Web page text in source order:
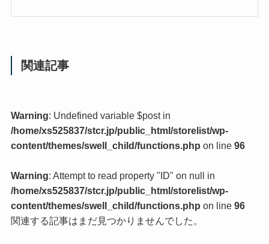
関連記事
Warning: Undefined variable $post in
/home/xs525837/stcr.jp/public_html/storelist/wp-
content/themes/swell_child/functions.php on line 96
Warning: Attempt to read property "ID" on null in
/home/xs525837/stcr.jp/public_html/storelist/wp-
content/themes/swell_child/functions.php on line 96
関連する記事はまだ見つかりませんでした。